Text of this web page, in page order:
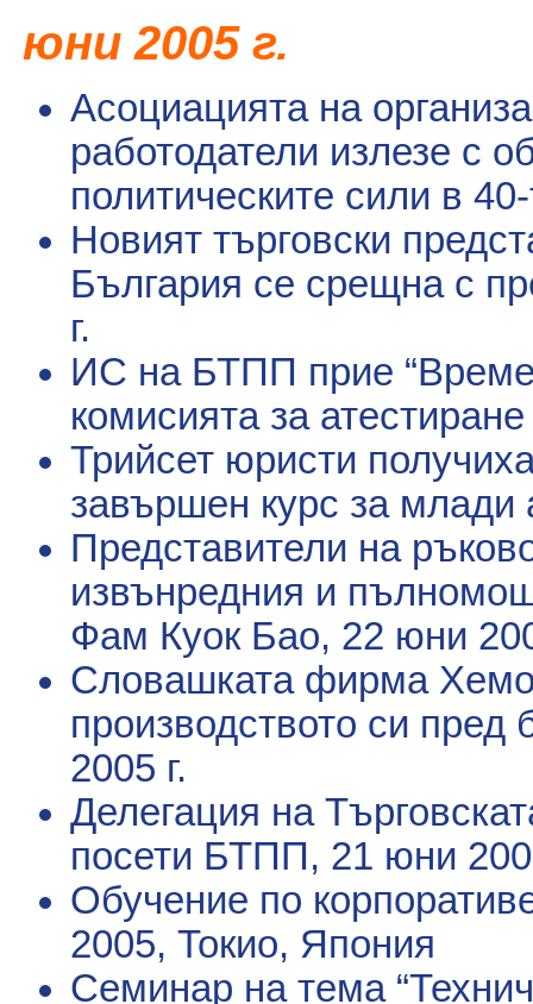
юни 2005 г.
Асоциацията на
работодатели излезе с
политическите сили в
Новият търговски
България се срещна с
г.
ИС на БТПП прие
комисията за
Трийсет юристи
завършен курс за млади
Представители на
извънредния и
Фам Куок Бао, 22 юни
Словашката фирма
производството си пред
2005 г.
Делегация на
посети БТПП, 21 юни
Обучение по
2005, Токио, Япония
Семинар на тема